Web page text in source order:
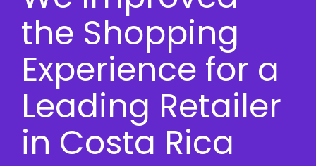
the Shopping
Experience for a
Leading Retailer
in Costa Rica